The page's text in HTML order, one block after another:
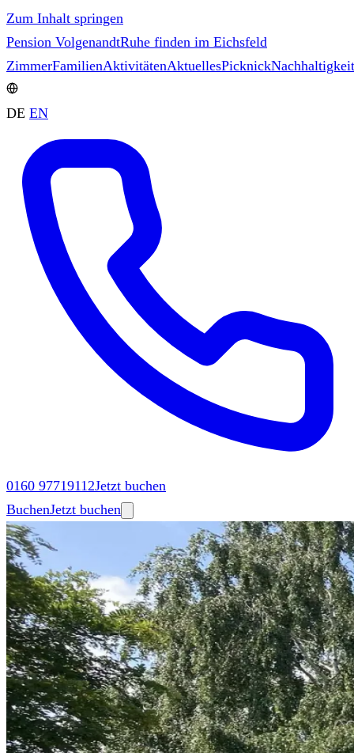
Zum Inhalt springen
Pension VolgenandtRuhe finden im Eichsfeld
ZimmerFamilienAktivitätenAktuellesPicknickNachhaltigkeit
DE EN
0160 97719112Jetzt buchen
BuchenJetzt buchen